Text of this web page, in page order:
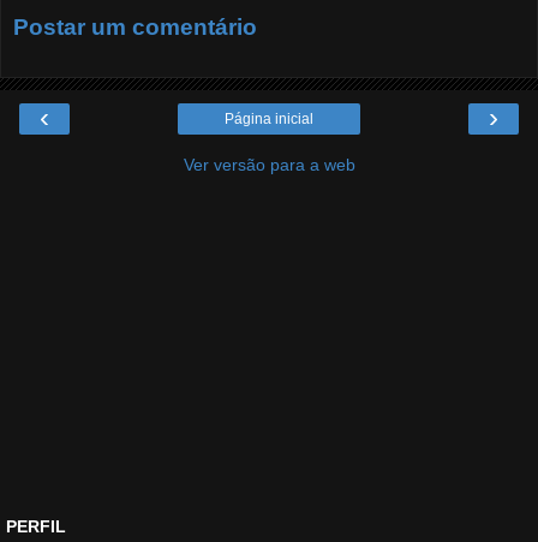
Postar um comentário
‹ ›
Página inicial
Ver versão para a web
PERFIL